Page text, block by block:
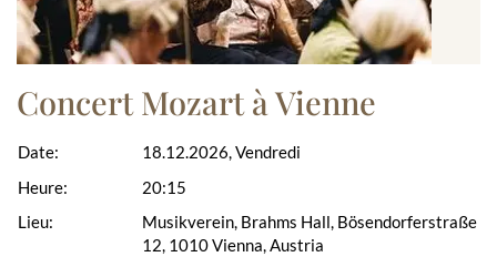
Concert Mozart à Vienne
Date:
Heure:
Lieu:
18.12.2026, Vendredi
20:15
Musikverein, Brahms Hall, Bösendorferstraße
12, 1010 Vienna, Austria